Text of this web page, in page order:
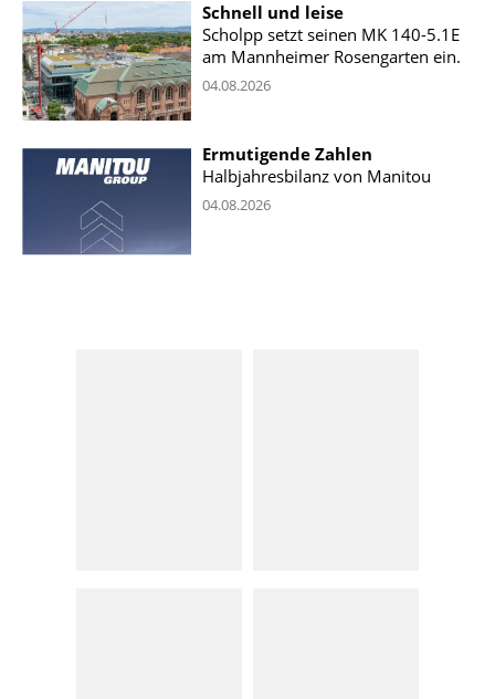
Schnell und leise
Scholpp setzt seinen MK 140-5.1E
am Mannheimer Rosengarten ein.
04.08.2026
Ermutigende Zahlen
Halbjahresbilanz von Manitou
04.08.2026